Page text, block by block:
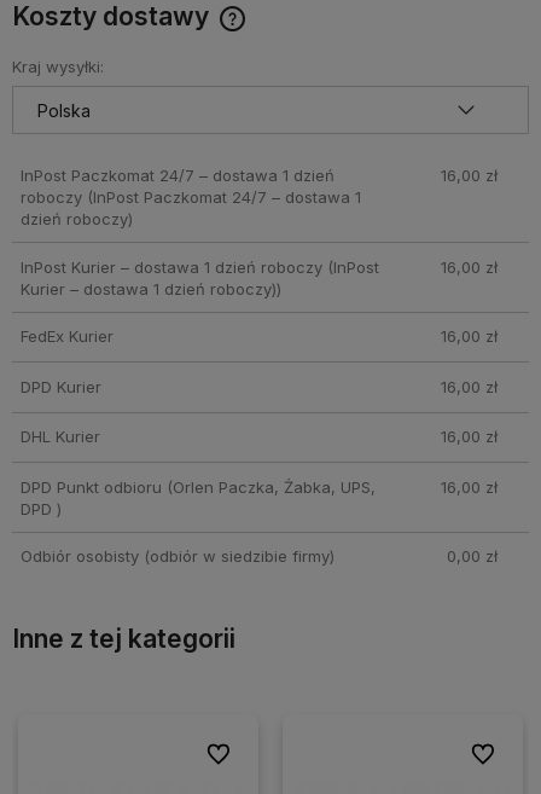
Koszty dostawy
Kraj wysyłki:
InPost Paczkomat 24/7 – dostawa 1 dzień
roboczy(InPost Paczkomat 24/7 – dostawa 1
dzień roboczy)
16,00 zł
InPost Kurier – dostawa 1 dzień roboczy(InPost
Kurier – dostawa 1 dzień roboczy))
16,00 zł
FedEx Kurier 16,00 zł
DPD Kurier 16,00 zł
DHL Kurier 16,00 zł
DPD Punkt odbioru (Orlen Paczka, Żabka, UPS,
DPD )
16,00 zł
Odbiór osobisty(odbiór w siedzibie firmy) 0,00 zł
Inne z tej kategorii
Do ulubionych
Do ulubionych Do
Do